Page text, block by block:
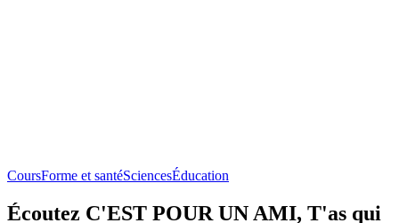
CoursForme et santéSciencesÉducation
Écoutez C'EST POUR UN AMI, T'as qui